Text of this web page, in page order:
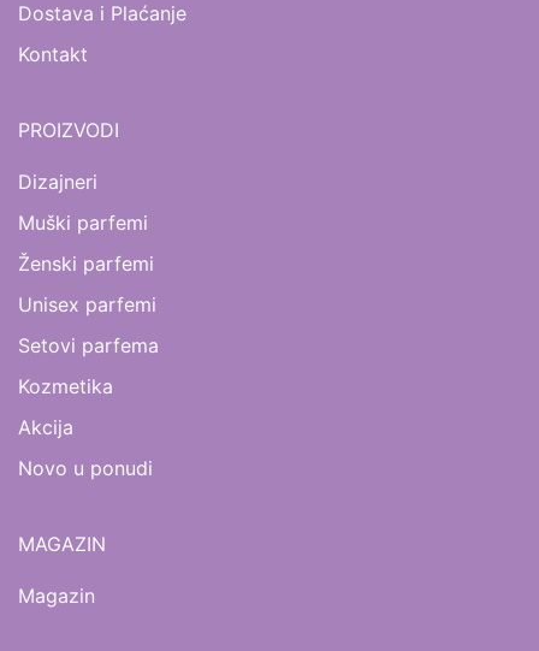
Dostava i Plaćanje
Kontakt
PROIZVODI
Dizajneri
Muški parfemi
Ženski parfemi
Unisex parfemi
Setovi parfema
Kozmetika
Akcija
Novo u ponudi
MAGAZIN
Magazin